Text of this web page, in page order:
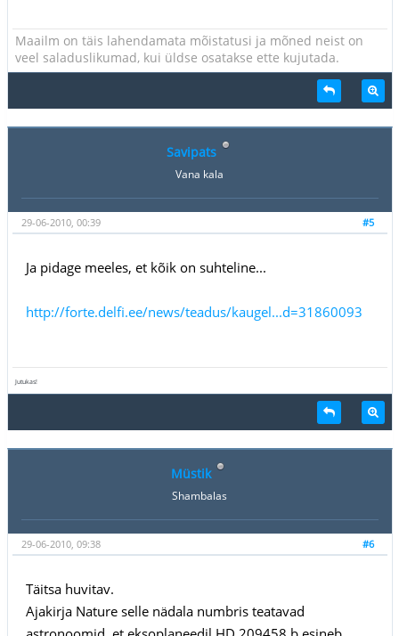
Maailm on täis lahendamata mõistatusi ja mõned neist on
veel saladuslikumad, kui üldse osatakse ette kujutada.
Savipats
Vana kala
#5
29-06-2010, 00:39
Ja pidage meeles, et kõik on suhteline...
http://forte.delfi.ee/news/teadus/kaugel...d=31860093
Jutukas!
Müstik
Shambalas
#6
29-06-2010, 09:38
Täitsa huvitav.
Ajakirja Nature selle nädala numbris teatavad